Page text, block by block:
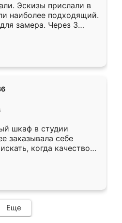
Эскизы прислали в
наиболее подходящий.
замера. Через 3
готова. Остались
Спасибо Ренессанс
работу!
шкаф в студии
заказывала себе
когда качеством
кухня уже почти
нет.
Еще